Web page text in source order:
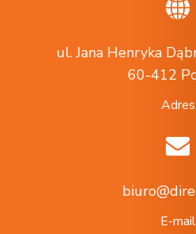
ul. Jana Henryka
60-412
Adres
E-mail